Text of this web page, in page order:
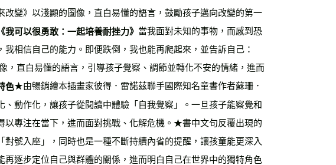
海外叢書運費 查看運費
雜誌海外運費 查看運費
數位商品海外免運 查看運費
變》以淺顯的圖像，直白易懂的語言，鼓勵孩子邁向改變的第一
《我可以很勇敢：一起培養耐挫力》 當我面對未知的事物，而感到恐
相信自己的能力。即便跌倒，我也能再爬起來，並告訴自己：
，直白易懂的語言，引導孩子覺察、調節並轉化不安的情緒，進而
色★由暢銷繪本插畫家彼得．雷諾茲聯手國際知名童書作者蘇珊．
動作化，讓孩子從閱讀中體驗「自我覺察」。一旦孩子能察覺和
專注在當下，進而面對挑戰、化解危機。★書中文句反覆出現的
號入座」，同時也是一種不斷持續內省的提醒，讓孩童能更深入
逐步定位自己與群體的關係，進而明白自己在世界中的獨特角色